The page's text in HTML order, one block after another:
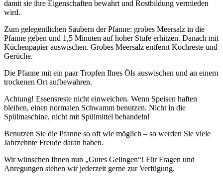
damit sie ihre Eigenschaften bewahrt und Rostbildung vermieden
wird.
Zum gelegentlichen Säubern der Pfanne: grobes Meersalz in die
Pfanne geben und 1,5 Minuten auf hoher Stufe erhitzen. Danach mit
Küchenpapier auswischen. Grobes Meersalz entfernt Kochreste und
Gerüche.
Die Pfanne mit ein paar Tropfen Ihres Öls auswischen und an einem
trockenen Ort aufbewahren.
Achtung! Essensreste nicht einweichen. Wenn Speisen haften
bleiben, einen normalen Schwamm benutzen. Nicht in die
Spülmaschine, nicht mit Spülmittel behandeln!
Benutzen Sie die Pfanne so oft wie möglich – so werden Sie viele
Jahrzehnte Freude daran haben.
Wir wünschen Ihnen nun „Gutes Gelingen“! Für Fragen und
Anregungen stehen wir jederzeit gerne zur Verfügung.